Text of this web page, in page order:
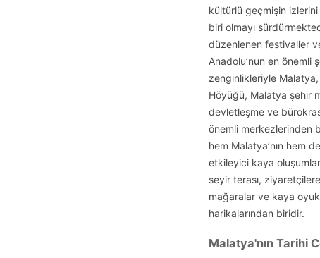
kültürlü geçmişin
biri olmayı
düzenlenen festivaller
Anadolu’nun en önemli
zenginlikleriyle
Höyüğü, Malatya şehir
devletleşme ve
önemli merkezlerinden
hem Malatya’nın hem
etkileyici kaya
seyir terası,
mağaralar ve kaya
harikalarından biridir.
Malatya'nın Tarihi